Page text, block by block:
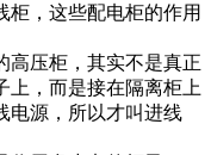
柜，这些配电柜的作用
高压柜，其实不是真正
上，而是接在隔离柜上
电源，所以才叫进线